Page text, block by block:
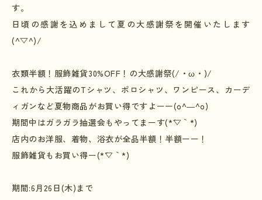
す。
日頃の感謝を込めまして夏の大感謝祭を開催いたします
(^▽^)/
衣類半額！服飾雑貨30%OFF ！の大感謝祭(/ ・ω ・ )/
これから大活躍のT シャツ、ポロシャツ、ワンピース、カーデ
ィガンなど夏物商品がお買い得ですよーー(o^―^o)
期間中はガラガラ抽選会もやってまーす(*´▽｀*)
店内のお洋服、着物、浴衣が全品半額！半額ーー！
服飾雑貨もお買い得ー(*´▽ ｀*)
期間:6 月26 日(木) まで